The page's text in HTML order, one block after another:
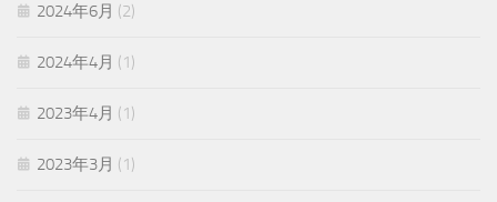
2024年6月 (2)
2024年4月 (1)
2023年4月 (1)
2023年3月 (1)